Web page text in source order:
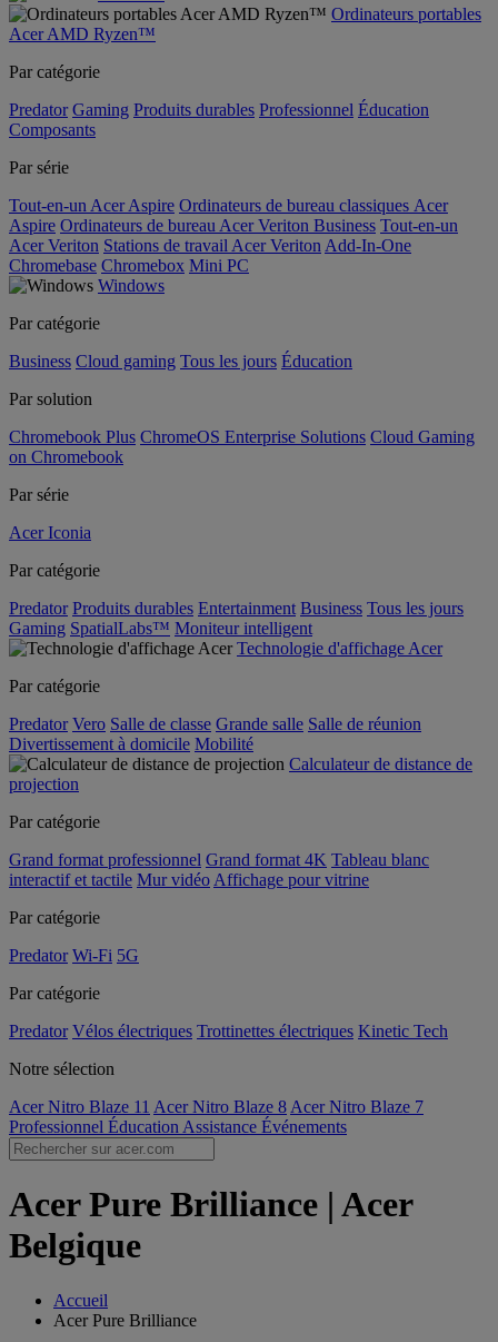
Ordinateurs portables
Acer AMD Ryzen™
Par catégorie
Predator Gaming Produits durables Professionnel Éducation
Composants
Par série
Tout-en-un Acer Aspire Ordinateurs de bureau classiques Acer
Aspire Ordinateurs de bureau Acer Veriton Business Tout-en-un
Acer Veriton Stations de travail Acer Veriton Add-In-One
Chromebase Chromebox Mini PC
Windows
Par catégorie
Business Cloud gaming Tous les jours Éducation
Par solution
Chromebook Plus ChromeOS Enterprise Solutions Cloud Gaming
on Chromebook
Par série
Acer Iconia
Par catégorie
Predator Produits durables Entertainment Business Tous les jours
Gaming SpatialLabs™ Moniteur intelligent
Technologie d'affichage Acer
Par catégorie
Predator Vero Salle de classe Grande salle Salle de réunion
Divertissement à domicile Mobilité
Calculateur de distance de
projection
Par catégorie
Grand format professionnel Grand format 4K Tableau blanc
interactif et tactile Mur vidéo Affichage pour vitrine
Par catégorie
Predator Wi-Fi 5G
Par catégorie
Predator Vélos électriques Trottinettes électriques Kinetic Tech
Notre sélection
Acer Nitro Blaze 11 Acer Nitro Blaze 8 Acer Nitro Blaze 7
Professionnel Éducation Assistance Événements
Acer Pure Brilliance | Acer
Belgique
Accueil
Acer Pure Brilliance